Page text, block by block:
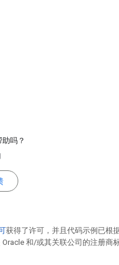
吗？
获得了许可，并且代码示例已根
Oracle 和/或其关联公司的注册商标